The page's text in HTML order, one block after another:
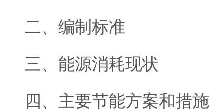
二、编制标准
三、能源消耗现状
四、主要节能方案和措施